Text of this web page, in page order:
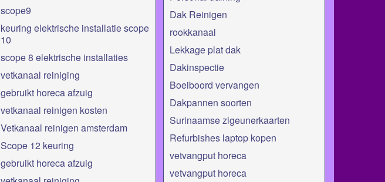
scope9
keuring elektrische installatie scope
10
scope 8 elektrische installaties
vetkanaal reiniging
gebruikt horeca afzuig
vetkanaal reinigen kosten
Vetkanaal reinigen amsterdam
Scope 12 keuring
gebruikt horeca afzuig
Dak Reinigen
rookkanaal
Lekkage plat dak
Dakinspectie
Boeiboord vervangen
Dakpannen soorten
Surinaamse zigeunerkaarten
Refurbishes laptop kopen
vetvangput horeca
vetvangput horeca